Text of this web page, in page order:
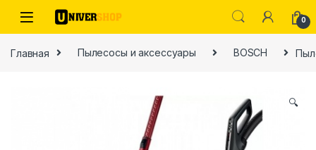
Skip to navigation
Skip to content
0
Главная Пылесосы и аксессуары BOSCH
🔍